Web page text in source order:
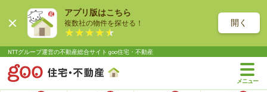
アプリ版はこちら
複数社の物件を探せる！ 開く
NTTグループ運営の不動産総合サイト goo住宅・不動産